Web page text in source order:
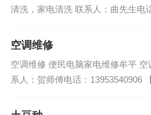
清洗，家电清洗 联系人：曲先生电
空调维修
空调维修 便民电脑家电维修牟平
系人：贺师傅电话：13953540906